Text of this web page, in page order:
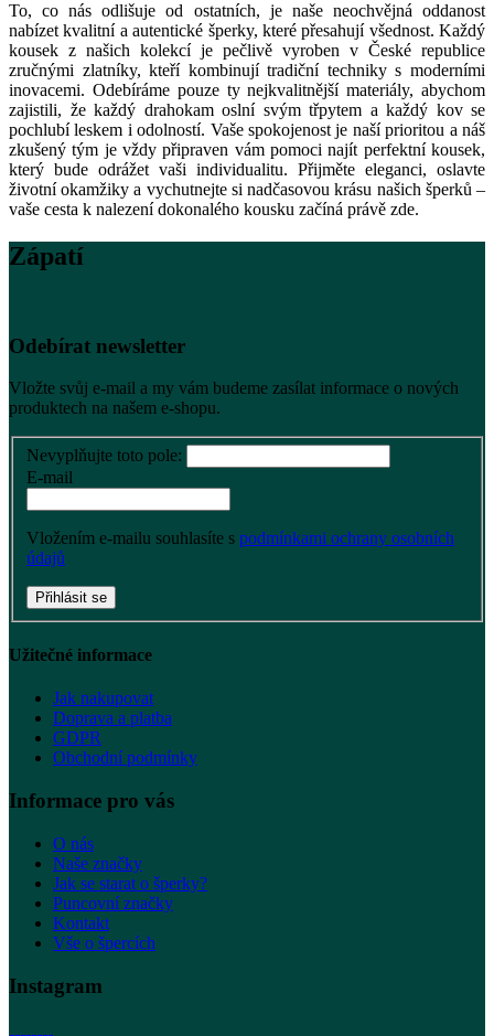
To, co nás odlišuje od ostatních, je naše neochvějná oddanost
nabízet kvalitní a autentické šperky, které přesahují všednost. Každý
kousek z našich kolekcí je pečlivě vyroben v České republice
zručnými zlatníky, kteří kombinují tradiční techniky s moderními
inovacemi. Odebíráme pouze ty nejkvalitnější materiály, abychom
zajistili, že každý drahokam oslní svým třpytem a každý kov se
pochlubí leskem i odolností. Vaše spokojenost je naší prioritou a náš
zkušený tým je vždy připraven vám pomoci najít perfektní kousek,
který bude odrážet vaši individualitu. Přijměte eleganci, oslavte
životní okamžiky a vychutnejte si nadčasovou krásu našich šperků –
vaše cesta k nalezení dokonalého kousku začíná právě zde.
Zápatí
Odebírat newsletter
Vložte svůj e-mail a my vám budeme zasílat informace o nových
produktech na našem e-shopu.
Nevyplňujte toto pole:
E-mail
Vložením e-mailu souhlasíte s podmínkami ochrany osobních
údajů
Přihlásit se
Užitečné informace
Jak nakupovat
Doprava a platba
GDPR
Obchodní podmínky
Informace pro vás
O nás
Naše značky
Jak se starat o šperky?
Puncovní značky
Kontakt
Vše o špercích
Instagram